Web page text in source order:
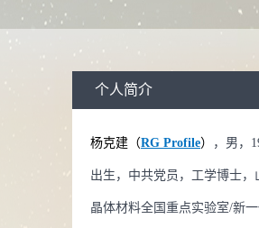
职称： 教授
毕业院校： 山东大学
生物医学工程,凝聚态物理,光学工程学科,
生物医学工程
个人简介
杨克建（RG Profile） ，男，
出生，中共党员，工学博士，
晶体材料全国重点实验室/新